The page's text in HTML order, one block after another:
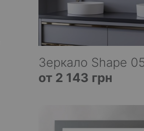
Зеркало Shape
от 2 143 грн